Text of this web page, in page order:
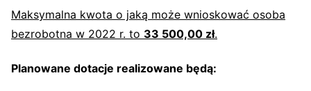
Maksymalna kwota o jaką może wnioskować osoba
bezrobotna w 2022 r. to 33 500,00 zł.
Planowane dotacje realizowane będą: